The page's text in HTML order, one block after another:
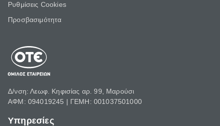
Ρυθμίσεις Cookies
Προσβασιμότητα
Δ/νση: Λεωφ. Κηφισίας αρ. 99, Μαρούσι
ΑΦΜ: 094019245 | ΓΕΜΗ: 001037501000
Υπηρεσίες